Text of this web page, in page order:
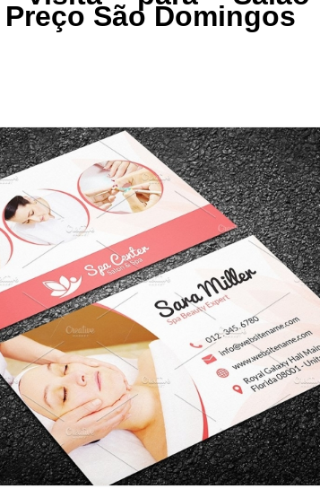
São Domingos